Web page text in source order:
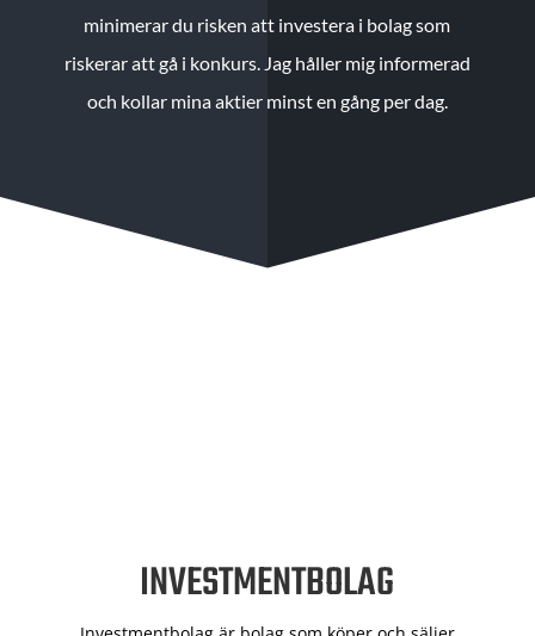
minimerar du risken att investera i bolag som
riskerar att gå i konkurs. Jag håller mig informerad
och kollar mina aktier minst en gång per dag.
INVESTMENTBOLAG